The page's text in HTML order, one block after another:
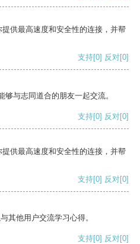
供最高速度和安全性的连接，并帮
支持[0] 反对[0]
与志同道合的朋友一起交流。
支持[0] 反对[0]
供最高速度和安全性的连接，并帮
支持[0] 反对[0]
其他用户交流学习心得。
支持[0] 反对[0]